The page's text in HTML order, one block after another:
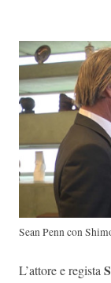
Sean Penn con
L’attore e regista